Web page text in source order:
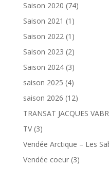
Saison 2020 (74)
Saison 2021 (1)
Saison 2022 (1)
Saison 2023 (2)
Saison 2024(3)
saison 2025 (4)
saison 2026 (12)
TRANSAT JACQUES
TV(3)
Vendée Arctique – Les
Vendée coeur(3)